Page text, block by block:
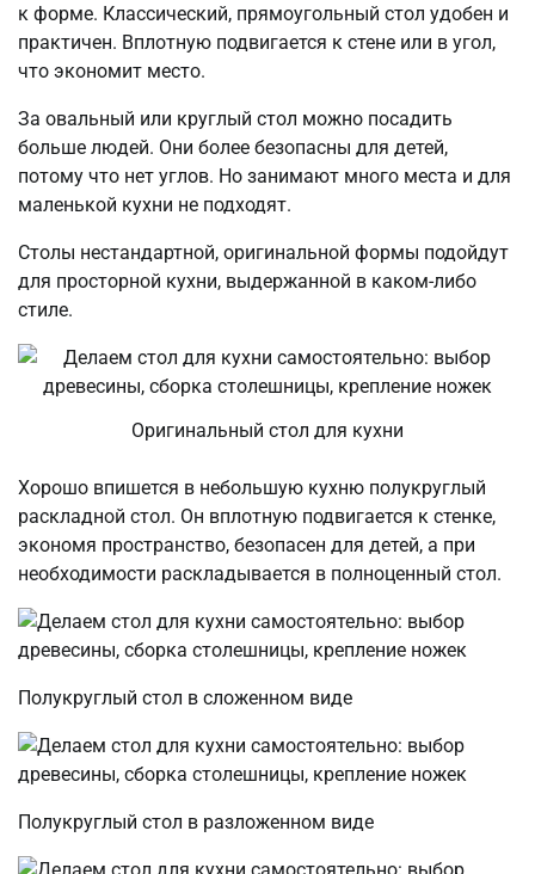
к форме. Классический, прямоугольный стол удобен и
практичен. Вплотную подвигается к стене или в угол,
что экономит место.
За овальный или круглый стол можно посадить
больше людей. Они более безопасны для детей,
потому что нет углов. Но занимают много места и для
маленькой кухни не подходят.
Столы нестандартной, оригинальной формы подойдут
для просторной кухни, выдержанной в каком-либо
стиле.
Оригинальный стол для кухни
Хорошо впишется в небольшую кухню полукруглый
раскладной стол. Он вплотную подвигается к стенке,
экономя пространство, безопасен для детей, а при
необходимости раскладывается в полноценный стол.
Полукруглый стол в сложенном виде
Полукруглый стол в разложенном виде